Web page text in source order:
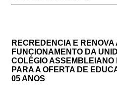
RECREDENCIA E
FUNCIONAMENTO DA
COLÉGIO
PARA A OFERTA DE
05 ANOS